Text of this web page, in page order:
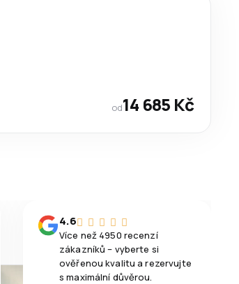
od14 685 Kč
4.6
Více než 4950 recenzí
zákazníků – vyberte si
ověřenou kvalitu a rezervujte
s maximální důvěrou.